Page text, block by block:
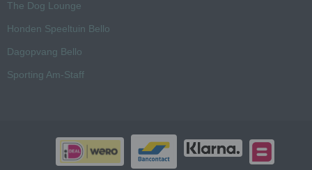
The Dog Lounge
Honden Speeltuin Bello
Dagopvang Bello
Sporting Am-Staff